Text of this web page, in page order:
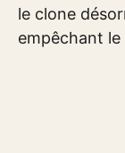
le clone
empêchant